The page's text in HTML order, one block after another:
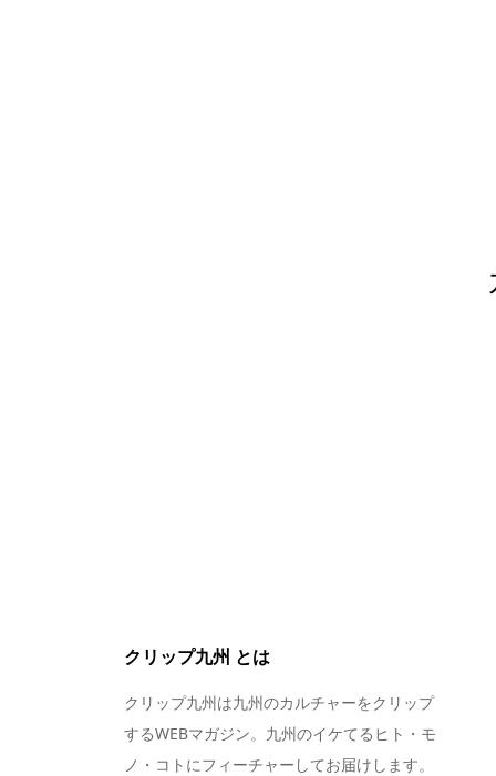
クリップ九州 とは
クリップ九州は九州のカルチャーをクリップ
するWEBマガジン。九州のイケてるヒト・モ
ノ・コトにフィーチャーしてお届けします。